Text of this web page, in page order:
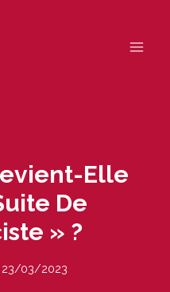
Elle
De
» ?
23/03/2023